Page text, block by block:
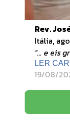
Rev.
Itália,
“... e eis
LER
19/08/